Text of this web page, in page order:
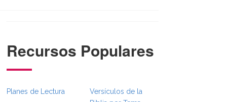
}} }} }}
Recursos Populares
Planes de Lectura
Versículos de la